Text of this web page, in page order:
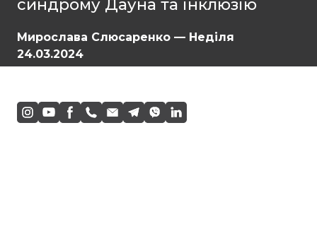
синдрому Дауна та інклюзію
Мирослава Слюсаренко — Неділя
24.03.2024